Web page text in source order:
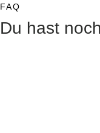
FAQ
Du hast